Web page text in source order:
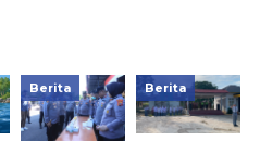
Berita Berita